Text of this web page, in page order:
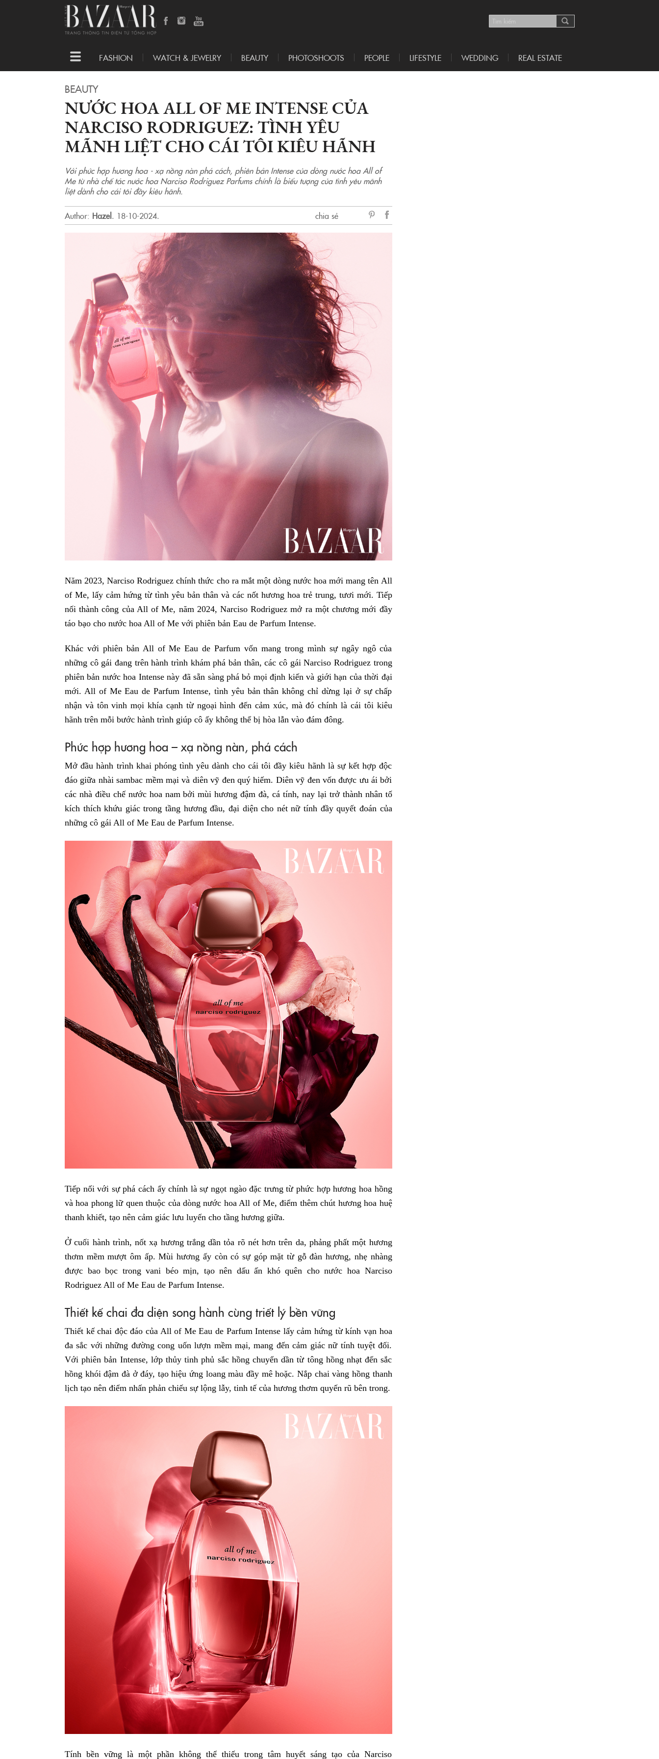
Toggle
navigation
FASHION WATCH & JEWELRY BEAUTY PHOTOSHOOTS PEOPLE LIFESTYLE WEDDING REAL ESTATE
BEAUTY
NƯỚC HOA ALL OF ME INTENSE CỦA
NARCISO RODRIGUEZ: TÌNH YÊU
MÃNH LIỆT CHO CÁI TÔI KIÊU HÃNH
Với phức hợp hương hoa - xạ nồng nàn phá cách, phiên bản Intense của dòng nước hoa All of
Me từ nhà chế tác nước hoa Narciso Rodriguez Parfums chính là biểu tượng của tình yêu mãnh
liệt dành cho cái tôi đầy kiêu hãnh.
Author: Hazel. 18-10-2024.
chia sẻ
Năm 2023, Narciso Rodriguez chính thức cho ra mắt một dòng nước hoa mới mang tên All
of Me, lấy cảm hứng từ tình yêu bản thân và các nốt hương hoa trẻ trung, tươi mới. Tiếp
nối thành công của All of Me, năm 2024, Narciso Rodriguez mở ra một chương mới đầy
táo bạo cho nước hoa All of Me với phiên bản Eau de Parfum Intense.
Khác với phiên bản All of Me Eau de Parfum vốn mang trong mình sự ngây ngô của
những cô gái đang trên hành trình khám phá bản thân, các cô gái Narciso Rodriguez trong
phiên bản nước hoa Intense này đã sẵn sàng phá bỏ mọi định kiến và giới hạn của thời đại
mới. All of Me Eau de Parfum Intense, tình yêu bản thân không chỉ dừng lại ở sự chấp
nhận và tôn vinh mọi khía cạnh từ ngoại hình đến cảm xúc, mà đó chính là cái tôi kiêu
hãnh trên mỗi bước hành trình giúp cô ấy không thể bị hòa lẫn vào đám đông.
Phức hợp hương hoa – xạ nồng nàn, phá cách
Mở đầu hành trình khai phóng tình yêu dành cho cái tôi đầy kiêu hãnh là sự kết hợp độc
đáo giữa nhài sambac mềm mại và diên vỹ đen quý hiếm. Diên vỹ đen vốn được ưu ái bởi
các nhà điều chế nước hoa nam bởi mùi hương đậm đà, cá tính, nay lại trở thành nhân tố
kích thích khứu giác trong tầng hương đầu, đại diện cho nét nữ tính đầy quyết đoán của
những cô gái All of Me Eau de Parfum Intense.
Tiếp nối với sự phá cách ấy chính là sự ngọt ngào đặc trưng từ phức hợp hương hoa hồng
và hoa phong lữ quen thuộc của dòng nước hoa All of Me, điểm thêm chút hương hoa huệ
thanh khiết, tạo nên cảm giác lưu luyến cho tầng hương giữa.
Ở cuối hành trình, nốt xạ hương trắng dần tỏa rõ nét hơn trên da, phảng phất một hương
thơm mềm mượt ôm ấp. Mùi hương ấy còn có sự góp mặt từ gỗ đàn hương, nhẹ nhàng
được bao bọc trong vani béo mịn, tạo nên dấu ấn khó quên cho nước hoa Narciso
Rodriguez All of Me Eau de Parfum Intense.
Thiết kế chai đa diện song hành cùng triết lý bền vững
Thiết kế chai độc đáo của All of Me Eau de Parfum Intense lấy cảm hứng từ kính vạn hoa
đa sắc với những đường cong uốn lượn mềm mại, mang đến cảm giác nữ tính tuyệt đối.
Với phiên bản Intense, lớp thủy tinh phủ sắc hồng chuyển dần từ tông hồng nhạt đến sắc
hồng khói đậm đà ở đáy, tạo hiệu ứng loang màu đầy mê hoặc. Nắp chai vàng hồng thanh
lịch tạo nên điểm nhấn phản chiếu sự lộng lẫy, tinh tế của hương thơm quyến rũ bên trong.
Tính bền vững là một phần không thể thiếu trong tâm huyết sáng tạo của Narciso